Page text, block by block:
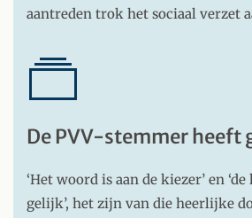
aantreden trok het sociaal verzet
De PVV-stemmer heeft
‘Het woord is aan de kiezer’ en
gelijk’, het zijn van die heerlijke